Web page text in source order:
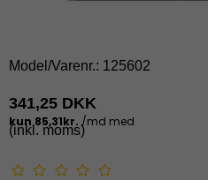
Model/Varenr.: 125602
341,25 DKK
(inkl. moms)